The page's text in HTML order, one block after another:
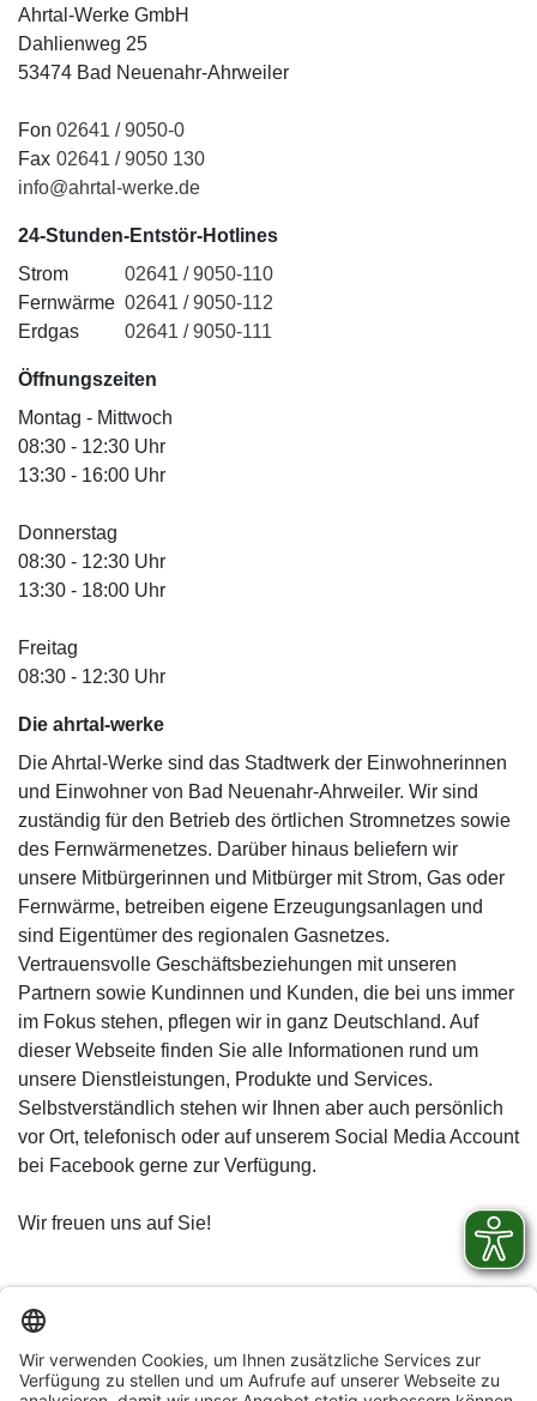
Ahrtal-Werke GmbH
Dahlienweg 25
53474 Bad Neuenahr-Ahrweiler
Fon 02641 / 9050-0
Fax 02641 / 9050 130
info@ahrtal-werke.de
24-Stunden-Entstör-Hotlines
Strom
02641 / 9050-110
Fernwärme 02641 / 9050-112
Erdgas
02641 / 9050-111
Öffnungszeiten
Montag - Mittwoch
08:30 - 12:30 Uhr
13:30 - 16:00 Uhr
Donnerstag
08:30 - 12:30 Uhr
13:30 - 18:00 Uhr
Freitag
08:30 - 12:30 Uhr
Die ahrtal-werke
Die Ahrtal-Werke sind das Stadtwerk der Einwohnerinnen
und Einwohner von Bad Neuenahr-Ahrweiler. Wir sind
zuständig für den Betrieb des örtlichen Stromnetzes sowie
des Fernwärmenetzes. Darüber hinaus beliefern wir
unsere Mitbürgerinnen und Mitbürger mit Strom, Gas oder
Fernwärme, betreiben eigene Erzeugungsanlagen und
sind Eigentümer des regionalen Gasnetzes.
Vertrauensvolle Geschäftsbeziehungen mit unseren
Partnern sowie Kundinnen und Kunden, die bei uns immer
im Fokus stehen, pflegen wir in ganz Deutschland. Auf
dieser Webseite finden Sie alle Informationen rund um
unsere Dienstleistungen, Produkte und Services.
Selbstverständlich stehen wir Ihnen aber auch persönlich
vor Ort, telefonisch oder auf unserem Social Media Account
bei Facebook gerne zur Verfügung.
Wir freuen uns auf Sie!
© Ahrtal-Werke GmbH